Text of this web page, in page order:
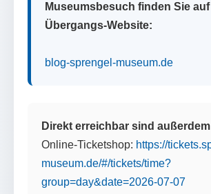
Museumsbesuch finden Sie
Übergangs-Website:
blog-sprengel-museum.de
Direkt erreichbar sind
Online-Ticketshop: https://
museum.de/#/tickets/time?
group=day&date=2026-07-07